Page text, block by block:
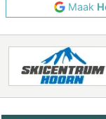
Maak